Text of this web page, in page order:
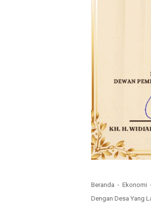
Beranda Ekonomi
Dengan Desa Yang